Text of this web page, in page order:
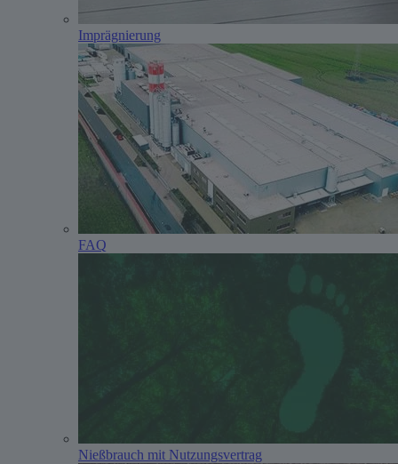
Imprägnierung
FAQ
Nießbrauch mit Nutzungsvertrag